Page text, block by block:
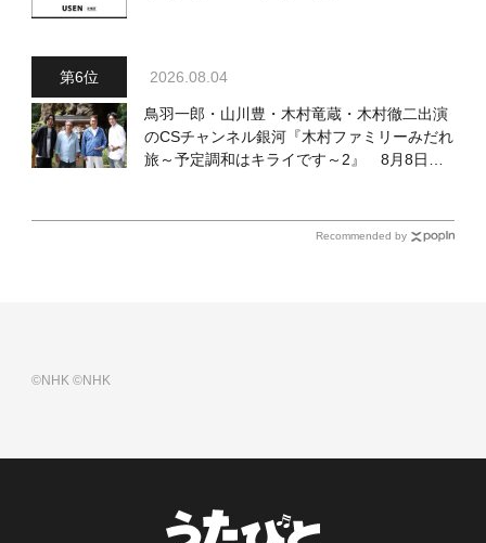
2026.08.04
鳥羽一郎・山川豊・木村竜蔵・木村徹二出演
のCSチャンネル銀河『木村ファミリーみだれ
旅～予定調和はキライです～2』 8月8日
Recommended by
©NHK©NHK